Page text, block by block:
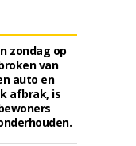
zondag op
van
auto en
afbrak, is